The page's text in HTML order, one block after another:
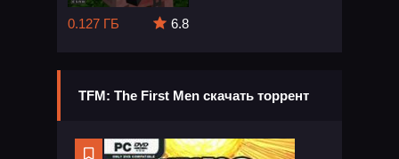
0.127 ГБ
6.8
TFM: The First Men скачать торрент